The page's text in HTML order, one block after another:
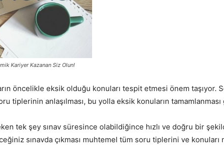
Kariyer Kazanan Siz Olun!
öncelikle eksik olduğu konuları tespit etmesi önem taşıyor.
tiplerinin anlaşılması, bu yolla eksik konuların
tek şey sınav süresince olabildiğince hızlı ve doğru bir
sınavda çıkması muhtemel tüm soru tiplerini ve